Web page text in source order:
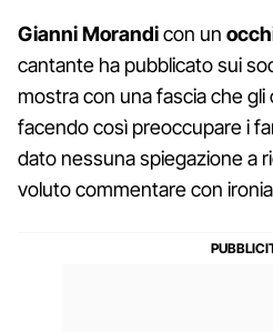
Gianni Morandicon un
cantante ha pubblicato sui
mostra con una fascia che
facendo così preoccupare i
dato nessuna spiegazione a
voluto commentare con